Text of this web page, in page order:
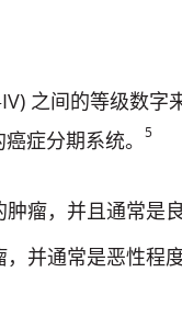
之间的等级数字
症分期系统。
5
瘤，并且通常是良
并通常是恶性程度